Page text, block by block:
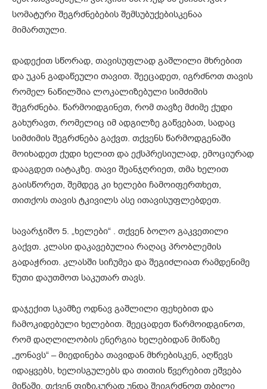
სომატური შეგრძნებების შემსუბუქებისკენაა
მიმართული.
დადექით სწორად, თავისუფლად გაშლილი მხრებით
და უკან გადაწეული თავით. შეეცადეთ, იგრძნოთ თავის
რომელ ნაწილშია ლოკალიზებული სიმძიმის
შეგრძნება. წარმოიდგინეთ, რომ თავზე მძიმე ქუდი
გახურავთ, რომელიც იმ ადგილზე გაწვებათ, სადაც
სიმძიმის შეგრძნება გაქვთ. თქვენს წარმოდგენაში
მოიხადეთ ქუდი ხელით და ექსპრესიულად, ემოციურად
დააგდეთ იატაკზე. თავი შეანჯღრიეთ, თმა ხელით
გაისწორეთ, შემდეგ კი ხელები ჩამოიფერთხეთ,
თითქოს თავის ტკივილს ასე ითავისუფლებდეთ.
სავარჯიშო 5. „ხელები“ ​. თქვენ ბოლო გაკვეთილი
გაქვთ. კლასი დაკავებულია რაღაც პრობლემის
გადაჭრით. კლასში სიჩუმეა და შეგიძლიათ რამდენიმე
წუთი დაუთმოთ საკუთარ თავს.
დაჯექით სკამზე ოდნავ გაშლილი ფეხებით და
ჩამოკიდებული ხელებით. შეეცადეთ წარმოიდგინოთ,
რომ დაღლილობის ენერგია ხელებიდან მიწაზე
„ჟონავს“ – მიედინება თავიდან მხრებისკენ, აღწევს
იდაყვებს, ხელისგულებს და თითის წვერებით ეშვება
მიწაში. თქვენ ფიზიკურად უნდა შეიგრძნოთ თბილი